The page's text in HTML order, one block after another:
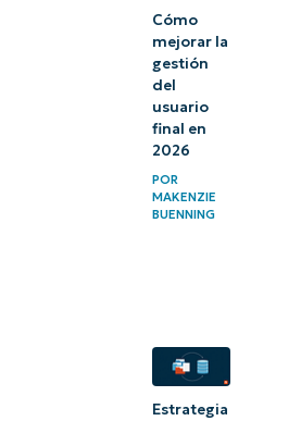
Cómo
mejorar la
gestión
del
usuario
final en
2026
POR
MAKENZIE
BUENNING
Estrategia